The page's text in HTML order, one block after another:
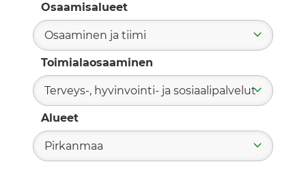
Osaamisalueet
Osaaminen ja tiimi
Toimialaosaaminen
Terveys-, hyvinvointi- ja sosiaalipalvelut
Alueet
Pirkanmaa